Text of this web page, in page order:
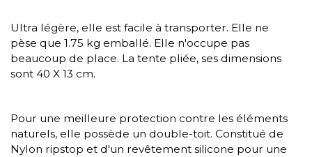
Ultra légère, elle est facile à transporter. Elle ne
pèse que 1.75 kg emballé. Elle n'occupe pas
beaucoup de place. La tente pliée, ses dimensions
sont 40 X 13 cm.
Pour une meilleure protection contre les éléments
naturels, elle possède un double-toit. Constitué de
Nylon ripstop et d'un revêtement silicone pour une